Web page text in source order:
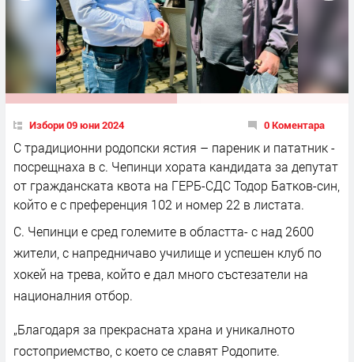
Избори 09 юни 2024 0 Коментара
С традиционни родопски ястия – пареник и пататник -
посрещнаха в с. Чепинци хората кандидата за депутат
от гражданската квота на ГЕРБ-СДС Тодор Батков-син,
който е с преференция 102 и номер 22 в листата.
С. Чепинци е сред големите в областта- с над 2600
жители, с напредничаво училище и успешен клуб по
хокей на трева, който е дал много състезатели на
националния отбор.
„Благодаря за прекрасната храна и уникалното
гостоприемство, с което се славят Родопите.